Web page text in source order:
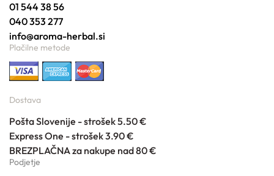
01 544 38 56
040 353 277
info@aroma-herbal.si
Plačilne metode
Dostava
Pošta Slovenije - strošek 5.50 €
Express One - strošek 3.90 €
BREZPLAČNA za nakupe nad 80 €
Podjetje